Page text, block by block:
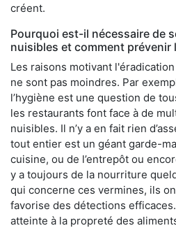
créent.
Pourquoi est-il nécessaire de
nuisibles et comment prévenir
Les raisons motivant
ne sont pas moindres. Par
l’hygiène est une question de
les restaurants font face à de
nuisibles. Il n’y a en fait rien
tout entier est un géant garde-
cuisine, ou de l’entrepôt ou
y a toujours de la nourriture
qui concerne ces vermines, ils
favorise des détections
atteinte à la propreté des